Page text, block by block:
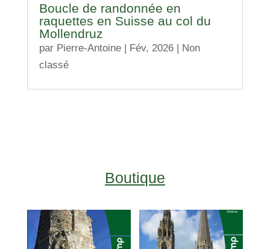
Boucle de randonnée en
raquettes en Suisse au col du
Mollendruz
par Pierre-Antoine| Fév, 2026| Non
classé
Boutique